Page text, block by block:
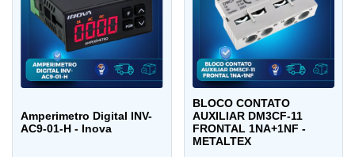
Amperimetro Digital INV-
AC9-01-H - Inova
BLOCO CONTATO
AUXILIAR DM3CF-11
FRONTAL 1NA+1NF -
METALTEX